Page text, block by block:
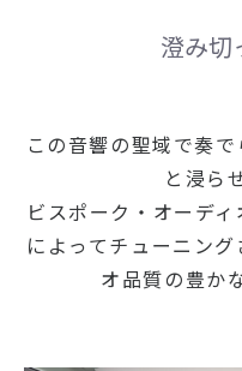
澄み切
この音響の聖域で奏
と浸ら
ビスポーク・オーデ
によってチューニン
オ品質の豊か